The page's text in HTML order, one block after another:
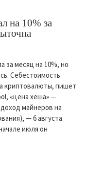
на 10% за
за месяц на 10%, но
Себестоимость
криптовалюты, пишет
«цена хеша» —
майнеров на
— 6 августа
июля он